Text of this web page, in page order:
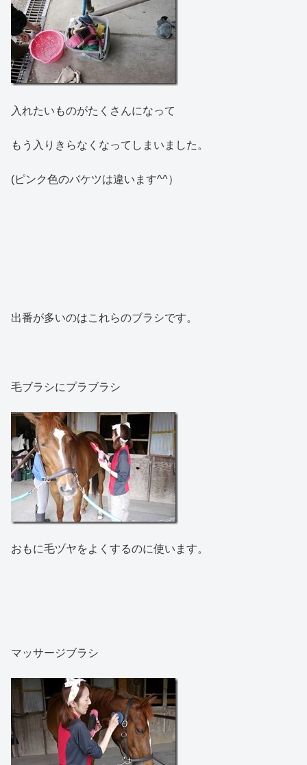
入れたいものがたくさんになって
もう入りきらなくなってしまいました。
(ピンク色のバケツは違います^^）
出番が多いのはこれらのブラシです。
毛ブラシにプラブラシ
おもに毛ヅヤをよくするのに使います。
マッサージブラシ